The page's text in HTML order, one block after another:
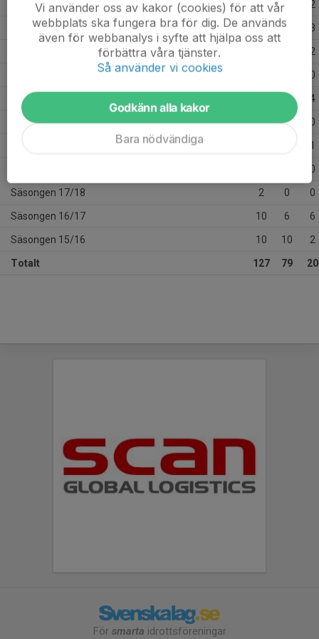
Säsongen 25/26 12 2
Säsongen 24/25 14 6 3
2
0
Säsongen 21/22 21 4
Säsongen 20/21 1 1 0
1
0
Säsongen 17/18 2 0 0
Säsongen 16/17 10 6 6
Säsongen 15/16 10 10 2
Totalt 127 79 20
För smarta idrottsföreningar
Vi använder oss av kakor (cookies) för att vår
webbplats ska fungera bra för dig. De används
även för webbanalys i syfte att hjälpa oss att
förbättra våra tjänster.
Så använder vi cookies
Godkänn alla kakor
Bara nödvändiga